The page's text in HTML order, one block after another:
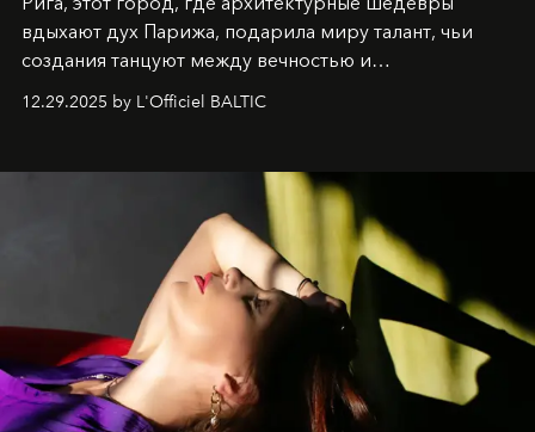
вдыхают дух Парижа, подарила миру талант, чьи
создания танцуют между вечностью и
12.29.2025 by L'Officiel BALTIC